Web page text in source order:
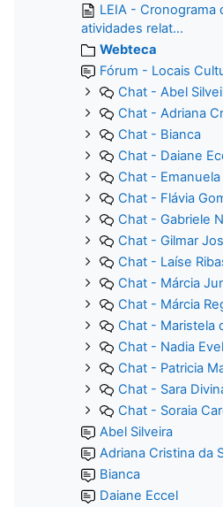
LEIA - Cronograma
atividades relat...
Webteca
Fórum - Locais
Chat - Abel
Chat - Adriana
Chat - Bianca
Chat - Daiane
Chat -
Chat - Flávia
Chat - Gabriele
Chat - Gilmar
Chat - Laíse
Chat - Márcia
Chat - Márcia
Chat - Maristela
Chat - Nadia
Chat - Patricia
Chat - Sara
Chat - Soraia
Abel Silveira
Adriana Cristina da
Bianca
Daiane Eccel